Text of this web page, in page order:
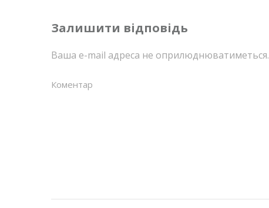
Залишити відповідь
Ваша e-mail адреса не оприлюднюватиметься.
Коментар